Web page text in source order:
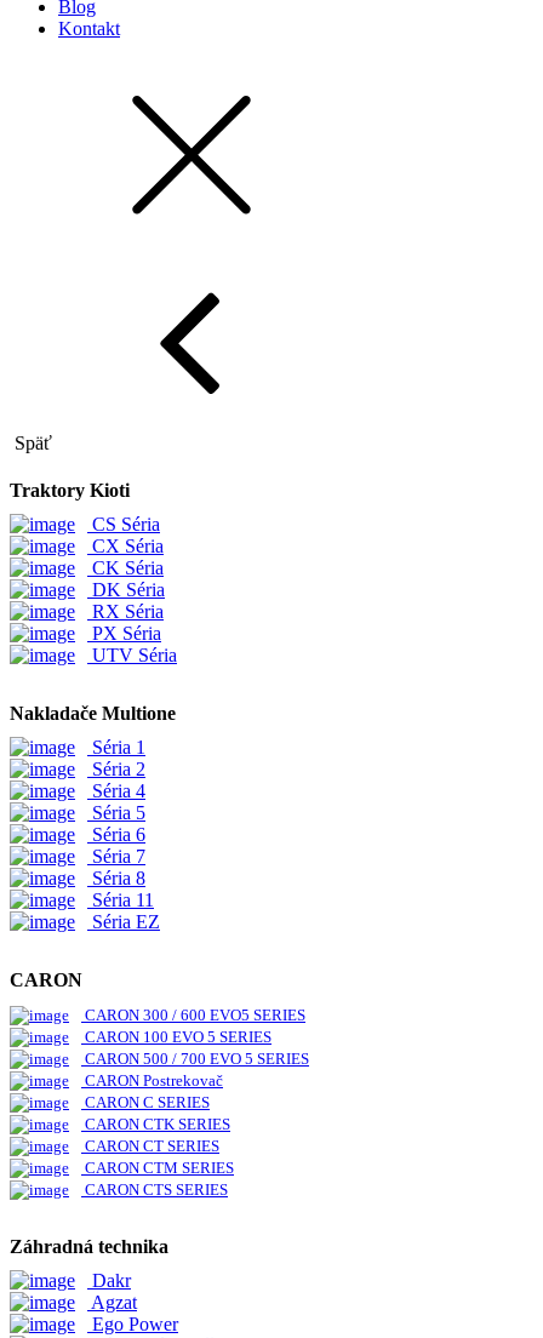
Blog
Kontakt
Späť
Traktory Kioti
CS Séria
CX Séria
CK Séria
DK Séria
RX Séria
PX Séria
UTV Séria
Nakladače Multione
Séria 1
Séria 2
Séria 4
Séria 5
Séria 6
Séria 7
Séria 8
Séria 11
Séria EZ
CARON
CARON 300 / 600 EVO5 SERIES
CARON 100 EVO 5 SERIES
CARON 500 / 700 EVO 5 SERIES
CARON Postrekovač
CARON C SERIES
CARON CTK SERIES
CARON CT SERIES
CARON CTM SERIES
CARON CTS SERIES
Záhradná technika
Dakr
Agzat
Ego Power